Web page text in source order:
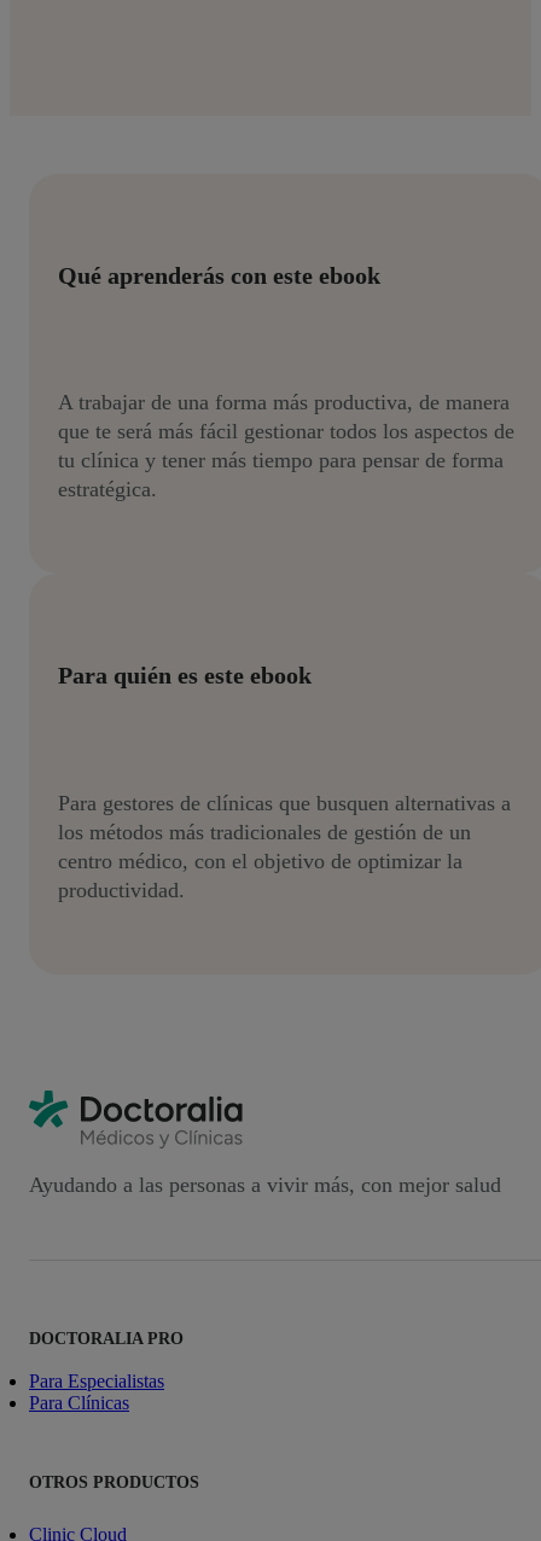
Qué aprenderás con este ebook
A trabajar de una forma más productiva, de manera
que te será más fácil gestionar todos los aspectos de
tu clínica y tener más tiempo para pensar de forma
estratégica.
Para quién es este ebook
Para gestores de clínicas que busquen alternativas a
los métodos más tradicionales de gestión de un
centro médico, con el objetivo de optimizar la
productividad.
Ayudando a las personas a vivir más, con mejor salud
DOCTORALIA PRO
Para Especialistas
Para Clínicas
OTROS PRODUCTOS
Clinic Cloud